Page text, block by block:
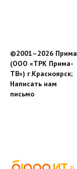
©2001–2026 Прима
(ООО «ТРК Прима-
ТВ») г.Красноярск;
Написать нам
письмо